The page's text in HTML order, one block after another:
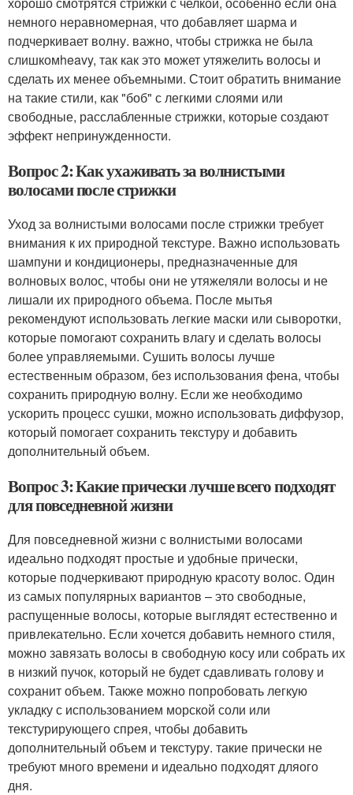
немного неравномерная, что добавляет шарма и
подчеркивает волну. важно, чтобы стрижка не была
слишкомheavy, так как это может утяжелить волосы и
сделать их менее объемными. Стоит обратить внимание
на такие стили, как "боб" с легкими слоями или
свободные, расслабленные стрижки, которые создают
эффект непринужденности.
Вопрос 2: Как ухаживать за волнистыми
волосами после стрижки
Уход за волнистыми волосами после стрижки требует
внимания к их природной текстуре. Важно использовать
шампуни и кондиционеры, предназначенные для
волновых волос, чтобы они не утяжеляли волосы и не
лишали их природного объема. После мытья
рекомендуют использовать легкие маски или сыворотки,
которые помогают сохранить влагу и сделать волосы
более управляемыми. Сушить волосы лучше
естественным образом, без использования фена, чтобы
сохранить природную волну. Если же необходимо
ускорить процесс сушки, можно использовать диффузор,
который помогает сохранить текстуру и добавить
дополнительный объем.
Вопрос 3: Какие прически лучше всего подходят
для повседневной жизни
Для повседневной жизни с волнистыми волосами
идеально подходят простые и удобные прически,
которые подчеркивают природную красоту волос. Один
из самых популярных вариантов – это свободные,
распущенные волосы, которые выглядят естественно и
привлекательно. Если хочется добавить немного стиля,
можно завязать волосы в свободную косу или собрать их
в низкий пучок, который не будет сдавливать голову и
сохранит объем. Также можно попробовать легкую
укладку с использованием морской соли или
текстурирующего спрея, чтобы добавить
дополнительный объем и текстуру. такие прически не
требуют много времени и идеально подходят дляого
дня.